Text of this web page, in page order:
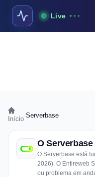
Live
Início Serverbase
O
O Serverbase está
2026). O Entireweb
ou problema em